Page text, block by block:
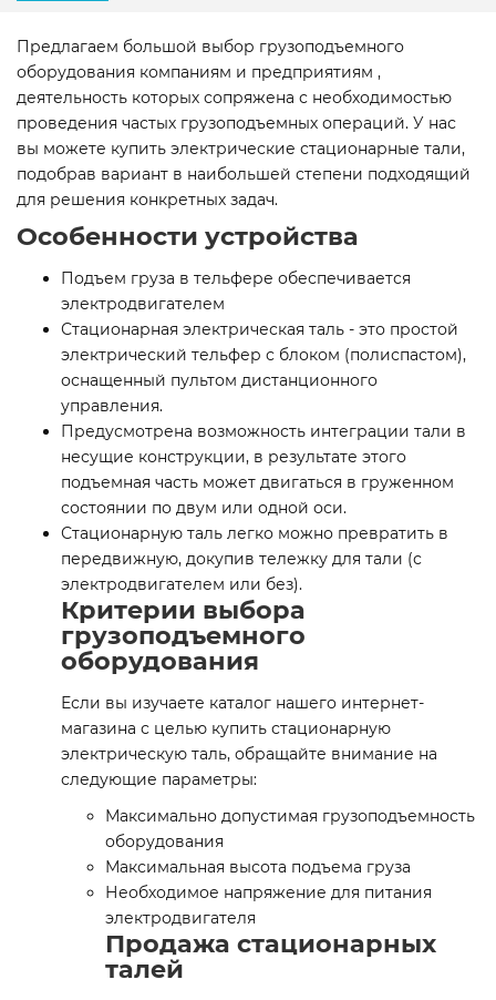
Предлагаем большой выбор грузоподъемного
оборудования компаниям и предприятиям ,
деятельность которых сопряжена с необходимостью
проведения частых грузоподъемных операций. У нас
вы можете купить электрические стационарные тали,
подобрав вариант в наибольшей степени подходящий
для решения конкретных задач.
Особенности устройства
Подъем груза в тельфере обеспечивается
электродвигателем
Стационарная электрическая таль - это простой
электрический тельфер с блоком (полиспастом),
оснащенный пультом дистанционного
управления.
Предусмотрена возможность интеграции тали в
несущие конструкции, в результате этого
подъемная часть может двигаться в груженном
состоянии по двум или одной оси.
Стационарную таль легко можно превратить в
передвижную, докупив тележку для тали (с
электродвигателем или без).
Критерии выбора
грузоподъемного
оборудования
Если вы изучаете каталог нашего интернет-
магазина с целью купить стационарную
электрическую таль, обращайте внимание на
следующие параметры:
Максимально допустимая грузоподъемность
оборудования
Максимальная высота подъема груза
Необходимое напряжение для питания
электродвигателя
Продажа стационарных
талей